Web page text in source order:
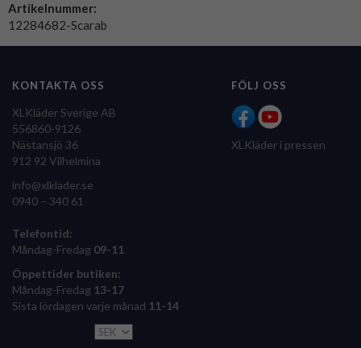
Artikelnummer:
12284682-Scarab
KONTAKTA OSS
XLKläder Sverige AB
556860-9126
Nästansjö 36
912 92 Vilhelmina
info@xlklader.se
0940 – 340 61
Telefontid:
Måndag-Fredag 09-11
Öppettider butiken:
Måndag-Fredag 13-17
Sista lördagen varje månad 11-14
FÖLJ OSS
XLKläder i pressen